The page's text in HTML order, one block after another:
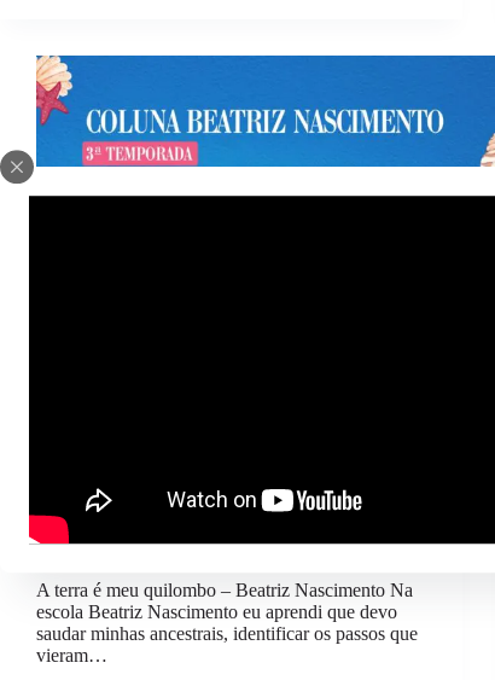
Coluna Beatriz Nascimento #12 – 3ª Temporada:
Ana Doroteia Santos Dias
A terra é meu quilombo – Beatriz Nascimento Na
escola Beatriz Nascimento eu aprendi que devo
saudar minhas ancestrais, identificar os passos que
vieram…